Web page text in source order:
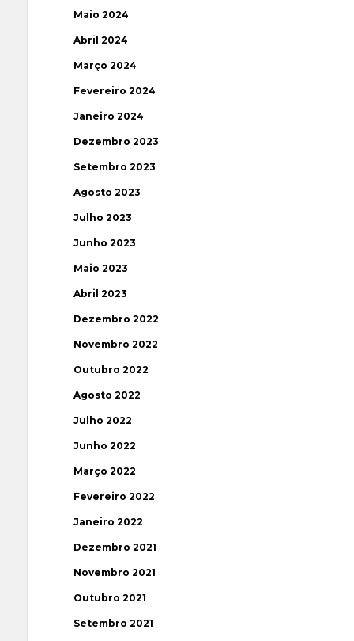
Maio 2024
Abril 2024
Março 2024
Fevereiro 2024
Janeiro 2024
Dezembro 2023
Setembro 2023
Agosto 2023
Julho 2023
Junho 2023
Maio 2023
Abril 2023
Dezembro 2022
Novembro 2022
Outubro 2022
Agosto 2022
Julho 2022
Junho 2022
Março 2022
Fevereiro 2022
Janeiro 2022
Dezembro 2021
Novembro 2021
Outubro 2021
Setembro 2021